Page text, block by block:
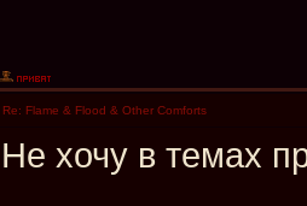
Re: Flame & Flood & Other Comforts
Не хочу в темах